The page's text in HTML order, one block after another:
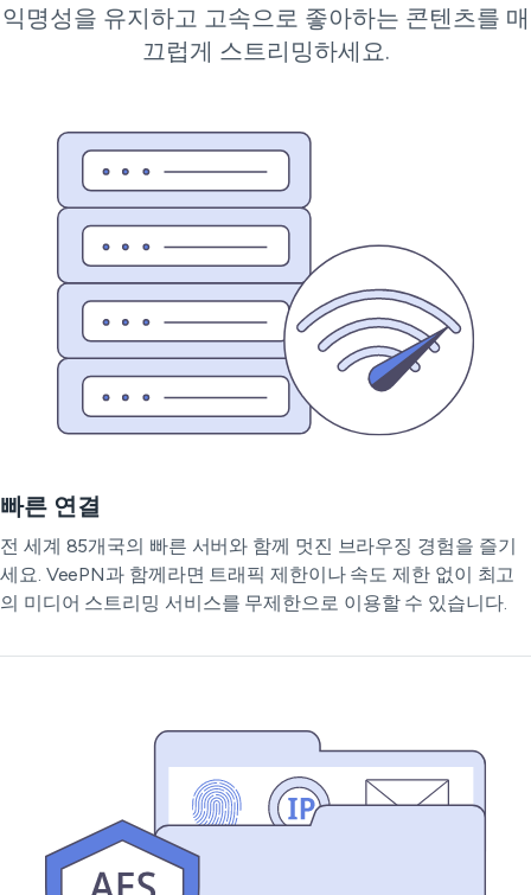
익명성을 유지하고 고속으로 좋아하는 콘텐츠를 매
끄럽게 스트리밍하세요.
빠른 연결
전 세계 85개국의 빠른 서버와 함께 멋진 브라우징 경험을 즐기
세요. VeePN과 함께라면 트래픽 제한이나 속도 제한 없이 최고
의 미디어 스트리밍 서비스를 무제한으로 이용할 수 있습니다.